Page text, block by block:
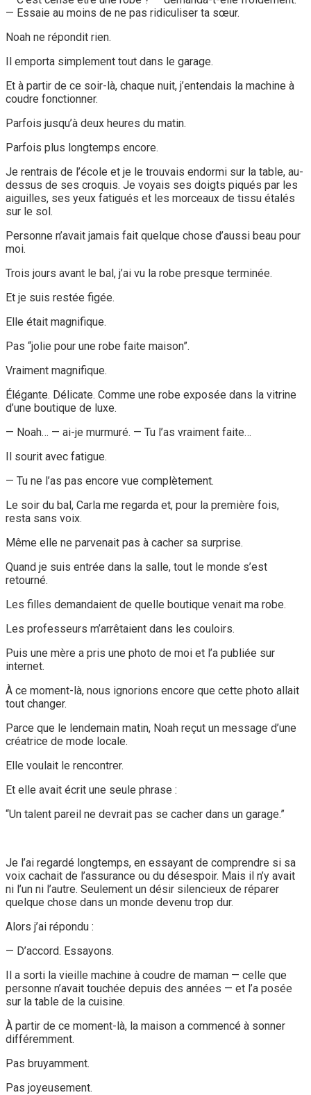
— Essaie au moins de ne pas ridiculiser ta sœur.
Noah ne répondit rien.
Il emporta simplement tout dans le garage.
Et à partir de ce soir-là, chaque nuit, j’entendais la machine à
coudre fonctionner.
Parfois jusqu’à deux heures du matin.
Parfois plus longtemps encore.
Je rentrais de l’école et je le trouvais endormi sur la table, au-
dessus de ses croquis. Je voyais ses doigts piqués par les
aiguilles, ses yeux fatigués et les morceaux de tissu étalés
sur le sol.
Personne n’avait jamais fait quelque chose d’aussi beau pour
moi.
Trois jours avant le bal, j’ai vu la robe presque terminée.
Et je suis restée figée.
Elle était magnifique.
Pas “jolie pour une robe faite maison”.
Vraiment magnifique.
Élégante. Délicate. Comme une robe exposée dans la vitrine
d’une boutique de luxe.
— Noah… — ai-je murmuré. — Tu l’as vraiment faite…
Il sourit avec fatigue.
— Tu ne l’as pas encore vue complètement.
Le soir du bal, Carla me regarda et, pour la première fois,
resta sans voix.
Même elle ne parvenait pas à cacher sa surprise.
Quand je suis entrée dans la salle, tout le monde s’est
retourné.
Les filles demandaient de quelle boutique venait ma robe.
Les professeurs m’arrêtaient dans les couloirs.
Puis une mère a pris une photo de moi et l’a publiée sur
internet.
À ce moment-là, nous ignorions encore que cette photo allait
tout changer.
Parce que le lendemain matin, Noah reçut un message d’une
créatrice de mode locale.
Elle voulait le rencontrer.
Et elle avait écrit une seule phrase :
“Un talent pareil ne devrait pas se cacher dans un garage.”
Je l’ai regardé longtemps, en essayant de comprendre si sa
voix cachait de l’assurance ou du désespoir. Mais il n’y avait
ni l’un ni l’autre. Seulement un désir silencieux de réparer
quelque chose dans un monde devenu trop dur.
Alors j’ai répondu :
— D’accord. Essayons.
Il a sorti la vieille machine à coudre de maman — celle que
personne n’avait touchée depuis des années — et l’a posée
sur la table de la cuisine.
À partir de ce moment-là, la maison a commencé à sonner
différemment.
Pas bruyamment.
Pas joyeusement.